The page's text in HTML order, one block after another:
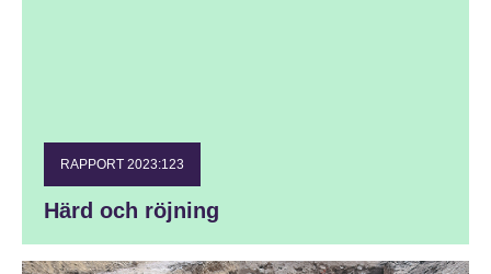
RAPPORT 2023:123
Härd och röjning